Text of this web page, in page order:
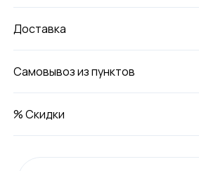
Доставка
Самовывоз из пунктов
% Скидки